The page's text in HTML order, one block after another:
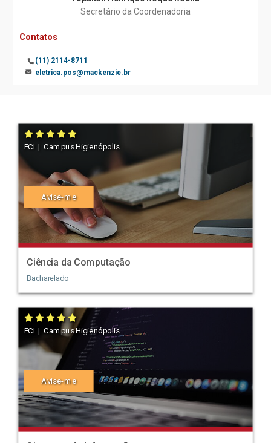
Secretário da Coordenadoria
Contatos
(11) 2114-8711
eletrica.pos@mackenzie.br
FCI | Campus Higienópolis
Avise-me
Ciência da Computação
Bacharelado
FCI | Campus Higienópolis
Avise-me